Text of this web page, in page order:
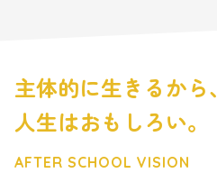
主体的に生きるから、
人生はおもしろい。
AFTER SCHOOL VISION